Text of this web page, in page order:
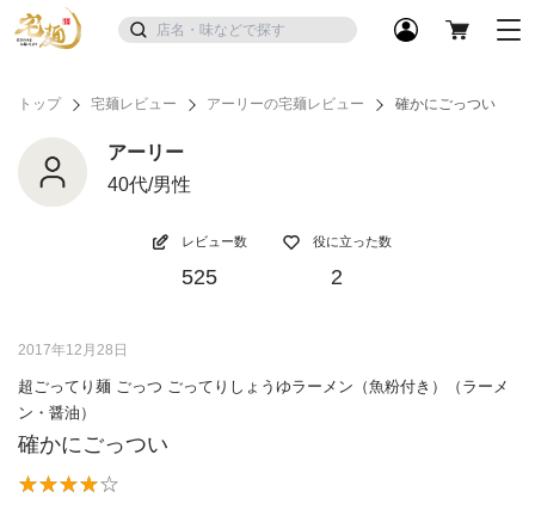
トップ 宅麺レビュー アーリーの宅麺レビュー 確かにごっつい
アーリー
40代/男性
レビュー数
525
役に立った数
2
2017年12月28日
超ごってり麺 ごっつ ごってりしょうゆラーメン（魚粉付き）（ラーメ
ン・醤油）
確かにごっつい